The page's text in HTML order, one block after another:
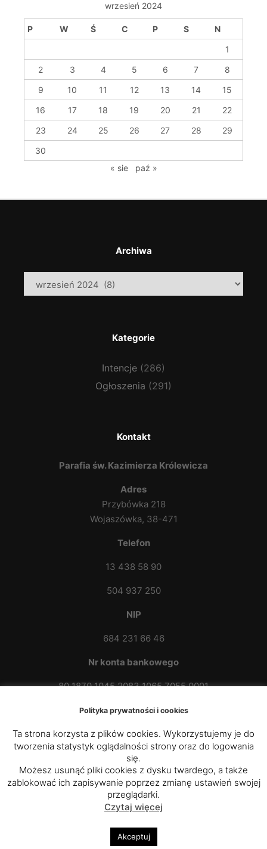
wrzesień 2024
P W Ś C P S
N
1
2
3 4 5 6 7
8
9
10 11 12 13 14
15
16
17 18 19 20 21
22
23
24 25 26 27 28
29
30
« sie
paź »
Archiwa
Kategorie
Intencje (286)
Ogłoszenia (291)
Kontakt
Parafia św. Kazimierza Królewicza
Adres
Przybówka 218
Wojaszówka, 38-471
Telefon
13 438 58 90
504 937 250
NIP
684 231 66 46
Nr konta bankowego
80 1870 1045 2083 1065 7055 0001
Parafia Rzymskokatolicka p.w. św.
Kazimierza Królewicza w Przybówce
Rzeszowska
Polityka prywatności
Polityka prywatności i cookies
Ta strona korzysta z plików cookies. Wykorzystujemy je do
tworzenia statystyk oglądalności strony oraz do logowania
się.
Możesz usunąć pliki cookies z dysku twardego, a także
zablokować ich zapisywanie poprzez zmianę ustawień swojej
przeglądarki.
Czytaj więcej
Akceptuj